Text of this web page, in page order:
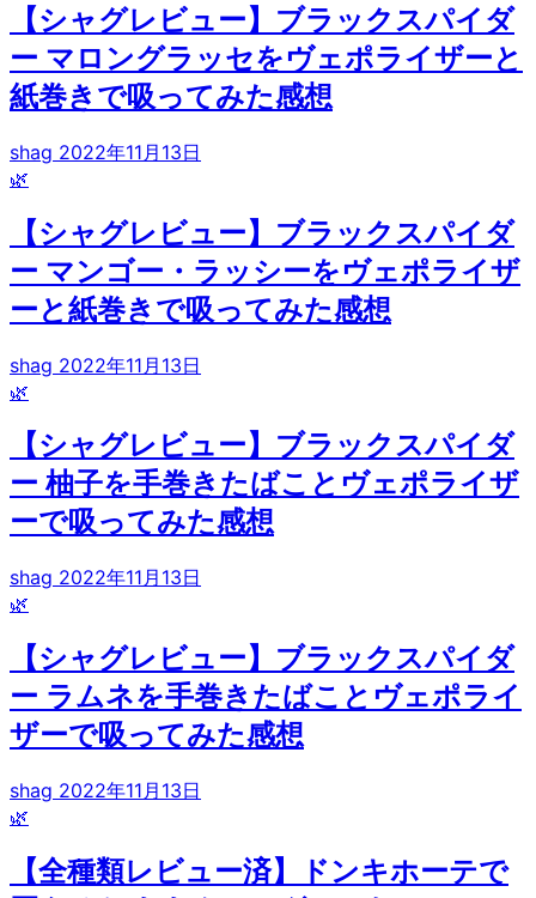
【シャグレビュー】ブラックスパイダ
ー マロングラッセをヴェポライザーと
紙巻きで吸ってみた感想
shag 2022年11月13日
🌿
【シャグレビュー】ブラックスパイダ
ー マンゴー・ラッシーをヴェポライザ
ーと紙巻きで吸ってみた感想
shag 2022年11月13日
🌿
【シャグレビュー】ブラックスパイダ
ー 柚子を手巻きたばことヴェポライザ
ーで吸ってみた感想
shag 2022年11月13日
🌿
【シャグレビュー】ブラックスパイダ
ー ラムネを手巻きたばことヴェポライ
ザーで吸ってみた感想
shag 2022年11月13日
🌿
【全種類レビュー済】ドンキホーテで